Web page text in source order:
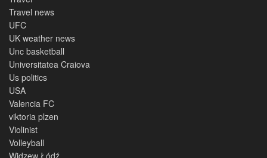
Travel news
UFC
UK weather news
Unc basketball
Universitatea Craiova
Us politics
USA
Valencia FC
viktoria plzen
Violinist
Volleyball